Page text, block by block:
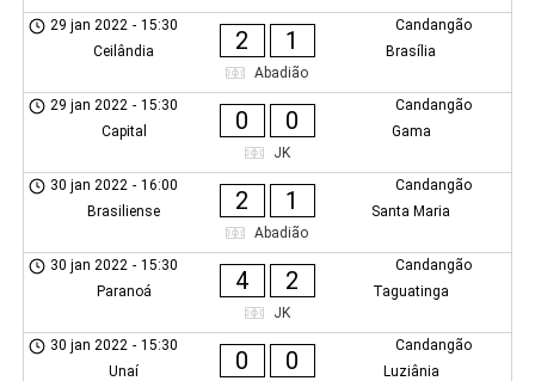
Candangão
29 jan 2022 - 15:30
Ceilândia
2 1
Brasília
Abadião
Candangão
29 jan 2022 - 15:30
Capital
0 0
Gama
JK
Candangão
30 jan 2022 - 16:00
Brasiliense
2 1
Santa Maria
Abadião
Candangão
30 jan 2022 - 15:30
Paranoá
4 2
Taguatinga
JK
Candangão
30 jan 2022 - 15:30
Unaí
0 0
Luziânia